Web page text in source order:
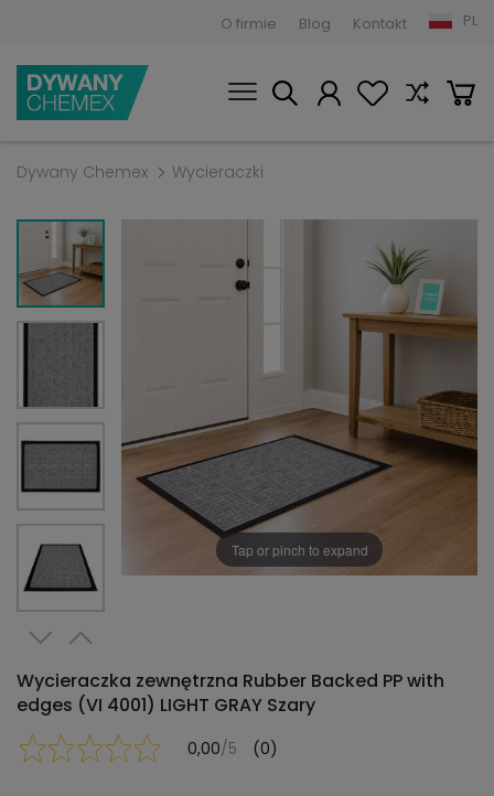
O firmie Blog Kontakt PL
Dywany Chemex Wycieraczki
Tap or pinch to expand
Wycieraczka zewnętrzna Rubber Backed PP with
edges (VI 4001) LIGHT GRAY Szary
0,00/5 (0)